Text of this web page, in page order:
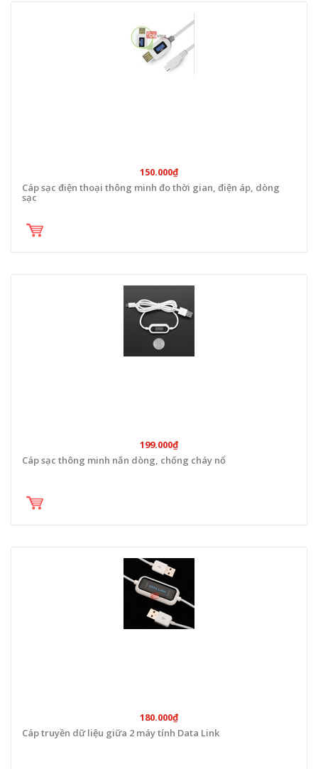
150.000₫
Cáp sạc điện thoại thông minh đo thời gian, điện áp, dòng
sạc
199.000₫
Cáp sạc thông minh nắn dòng, chống cháy nổ
180.000₫
Cáp truyền dữ liệu giữa 2 máy tính Data Link